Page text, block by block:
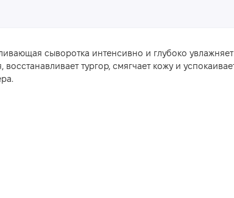
сыворотка интенсивно и глубоко
тургор, смягчает кожу и